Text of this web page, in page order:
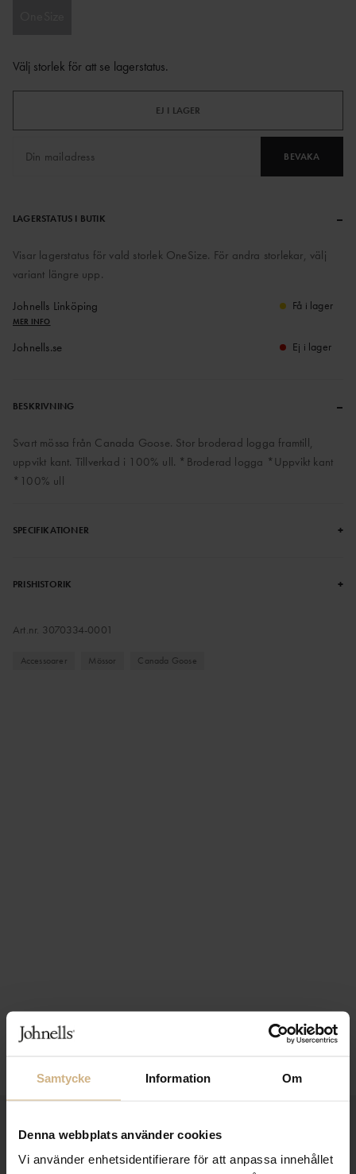
Samtycke Information Om
Denna webbplats använder cookies
Vi använder enhetsidentifierare för att anpassa innehållet
Välj storlek för att se lagerstatus.
EJ I LAGER
BEVAKA
LAGERSTATUS I BUTIK –
Visar lagerstatus för vald storlek OneSize. För andra storlekar, välj
variant längre upp.
Johnells Linköping
MER INFO
Få i lager
Johnells.se Ej i lager
BESKRIVNING –
Svart mössa från Canada Goose. Stor broderad logga framtill,
uppvikt kant. Tillverkad i 100% ull. *Broderad logga *Uppvikt kant
*100% ull
SPECIFIKATIONER +
PRISHISTORIK +
Art.nr. 3070334-0001
Accessoarer Mössor Canada Goose
FRI FRAKT FRÅN 999 KR